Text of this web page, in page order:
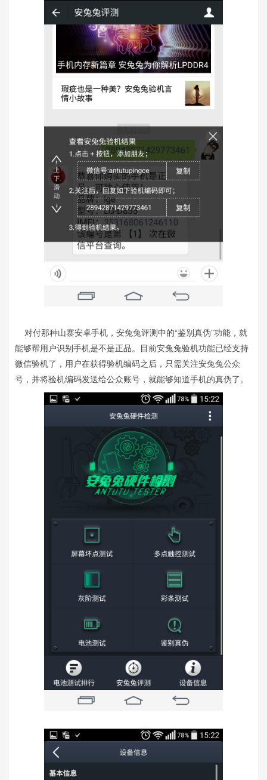
对付那种山寨安卓手机，安兔兔评测中的“鉴别真伪”功能，就
能够帮用户识别手机是不是正品。目前安兔兔验机功能已经支持
微信验机了，用户在获得验机编码之后，只需关注安兔兔公众
号，并将验机编码发送给公众账号，就能够知道手机的真伪了。